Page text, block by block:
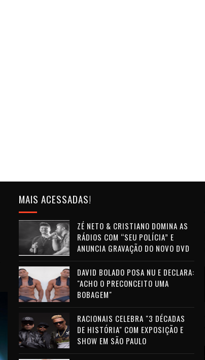
MAIS ACESSADAS!
ZÉ NETO & CRISTIANO DOMINA AS
RÁDIOS COM “SEU POLÍCIA” E
ANUNCIA GRAVAÇÃO DO NOVO DVD
DAVID BOLADO POSA NU E DECLARA:
"ACHO O PRECONCEITO UMA
BOBAGEM"
RACIONAIS CELEBRA "3 DÉCADAS
DE HISTÓRIA" COM EXPOSIÇÃO E
SHOW EM SÃO PAULO